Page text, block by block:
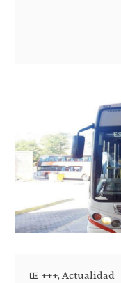
+++,Actualidad